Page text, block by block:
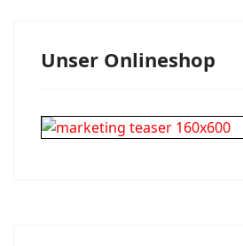
Unser Onlineshop